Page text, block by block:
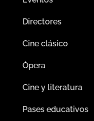
Directores
Cine clásico
Ópera
Cine y literatura
Pases educativos